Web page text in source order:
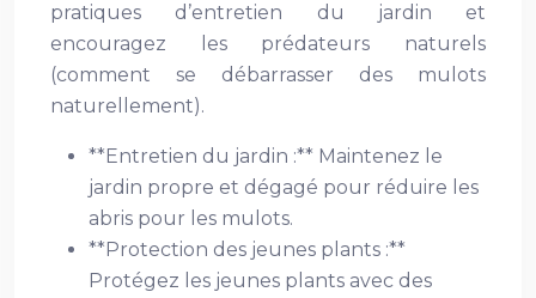
pratiques d’entretien du jardin et
encouragez les prédateurs naturels
(comment se débarrasser des mulots
naturellement).
**Entretien du jardin :** Maintenez le
jardin propre et dégagé pour réduire les
abris pour les mulots.
**Protection des jeunes plants :**
Protégez les jeunes plants avec des